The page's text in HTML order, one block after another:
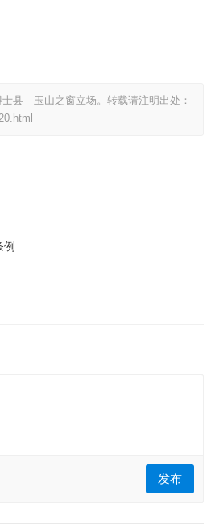
县—玉山之窗立场。转载请注明出处：
发布